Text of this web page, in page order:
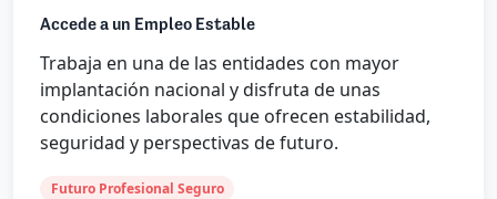
Accede a un Empleo Estable
Trabaja en una de las entidades con mayor
implantación nacional y disfruta de unas
condiciones laborales que ofrecen estabilidad,
seguridad y perspectivas de futuro.
Futuro Profesional Seguro